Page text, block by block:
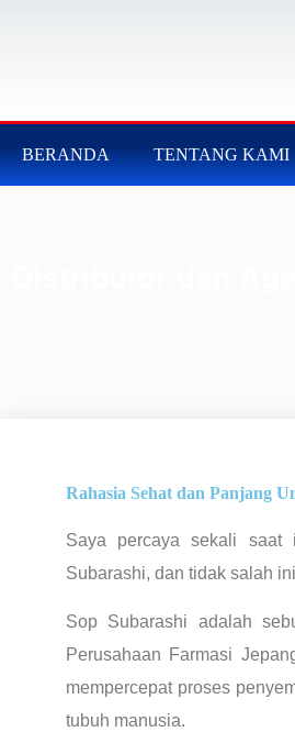
BERANDA TENTANG KAMI
Rahasia Sehat dan Panjang
Saya percaya sekali saat
Subarashi, dan tidak salah
Sop Subarashi adalah
Perusahaan Farmasi
mempercepat proses
tubuh manusia.